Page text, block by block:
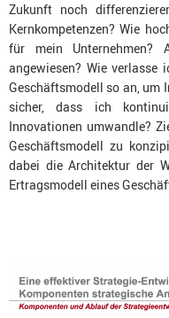
Zukunft noch
Kernkompetenzen? Wie
für mein Unternehmen?
angewiesen? Wie verlasse
Geschäftsmodell so an, um
sicher, dass ich
Innovationen umwandle?
Geschäftsmodell zu
dabei die Architektur der
Ertragsmodell eines